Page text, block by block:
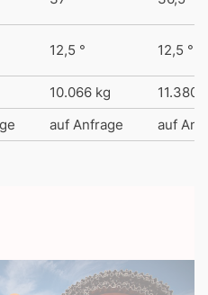
12,5 ° 12,5 °
10.066 kg
11.380
auf Anfrage auf